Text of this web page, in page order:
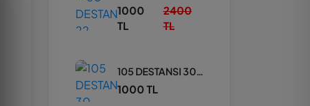
1000
TL
2400
TL
105 DESTANSI 30 YÜKSELTİLEBİLİR SARI MUMYALI
1000 TL